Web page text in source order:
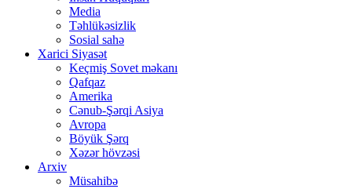
Media
Təhlükəsizlik
Sosial sahə
Xarici Siyasət
Keçmiş Sovet məkanı
Qafqaz
Amerika
Cənub-Şərqi Asiya
Avropa
Böyük Şərq
Xəzər hövzəsi
Arxiv
Müsahibə